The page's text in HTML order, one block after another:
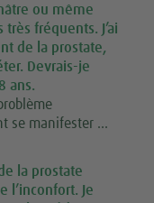
ou même
fréquents. J’ai
de la prostate,
Devrais-je
ans.
se manifester ...
la prostate
l’inconfort. Je